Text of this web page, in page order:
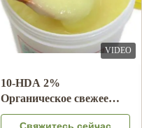
VIDEO
10-HDA 2%
Органическое свежее
маточное молочко